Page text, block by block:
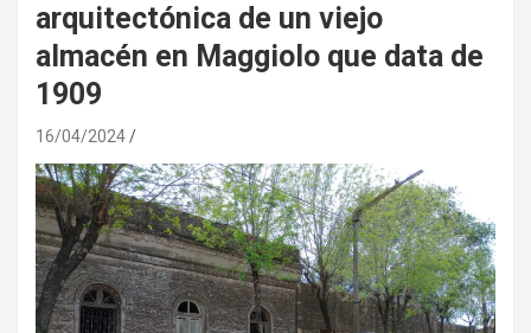
arquitectónica de un viejo
almacén en Maggiolo que data de
1909
16/04/2024